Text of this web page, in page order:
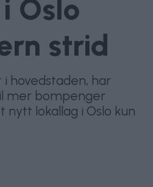
Oslo
strid
hovedstaden, har
mer bompenger
lokallag i Oslo kun